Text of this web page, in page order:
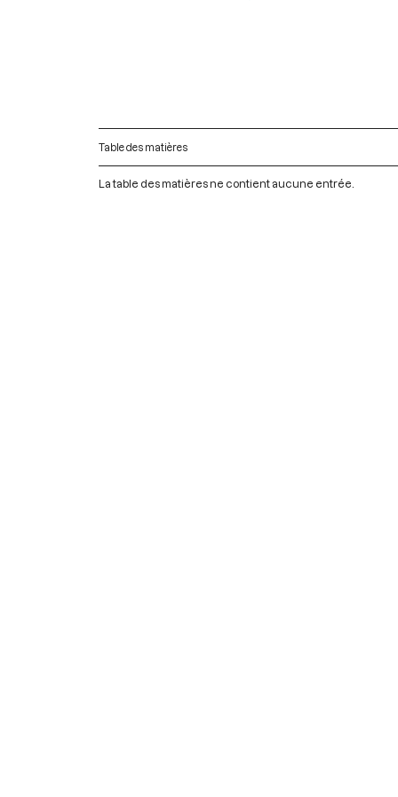
Table des matières
La table des matières ne contient aucune entrée.